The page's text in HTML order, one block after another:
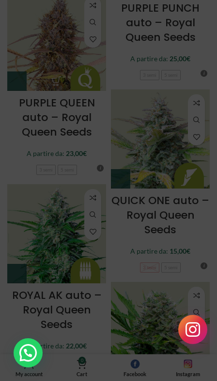
PURPLE PUNCH
auto – Royal
Queen Seeds
A partire da: 25,00€
PURPLE QUEEN
auto – Royal
Queen Seeds
A partire da: 23,00€
QUICK ONE auto –
Royal Queen
Seeds
A partire da: 15,00€
3 semi
ROYAL AK auto –
Royal Queen
Seeds
A partire da: 22,00€
3 semi
My account
0
Cart Facebook Instagram